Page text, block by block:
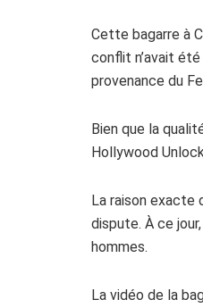
Cette bagarre à
conflit n’avait
provenance du
Bien que la
Hollywood
La raison
dispute. À ce
hommes.
La vidéo de la